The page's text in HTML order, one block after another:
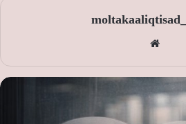
الوي
ب